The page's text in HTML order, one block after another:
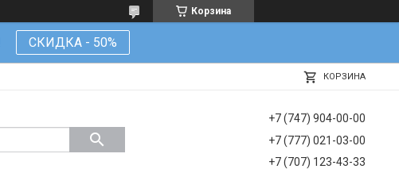
Корзина
СКИДКА - 50%
КОРЗИНА
+7 (747) 904-00-00
+7 (777) 021-03-00
+7 (707) 123-43-33